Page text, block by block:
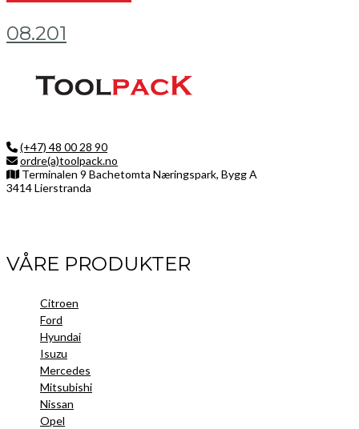
08.201
(+47) 48 00 28 90
ordre(a)toolpack.no
Terminalen 9 Bachetomta Næringspark, Bygg A
3414 Lierstranda
VÅRE PRODUKTER
Citroen
Ford
Hyundai
Isuzu
Mercedes
Mitsubishi
Nissan
Opel